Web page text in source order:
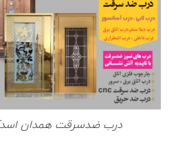
درب ضدسرقت همدان